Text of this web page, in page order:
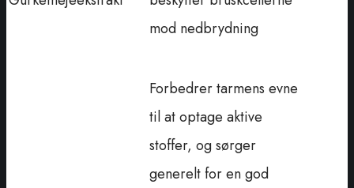
mod nedbrydning
Forbedrer tarmens evne
til at optage aktive
stoffer, og sørger
generelt for en god